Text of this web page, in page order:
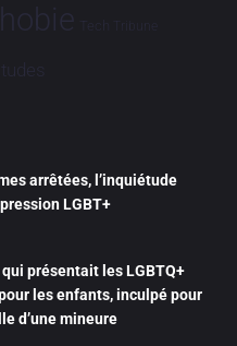
Tech Tribune
arrêtées, l’inquiétude
LGBT+
présentait les LGBTQ+
les enfants, inculpé pour
d’une mineure